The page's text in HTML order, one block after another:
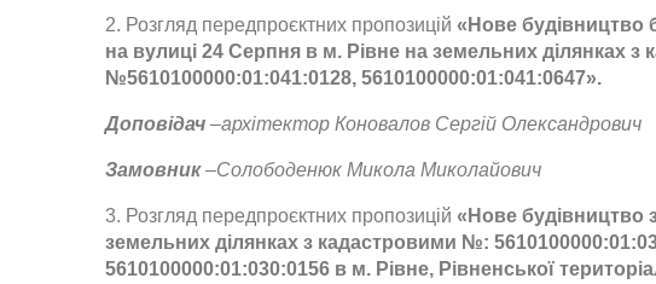
2. Розгляд передпроєктних пропозицій «Н ове будівництво
на вулиці 24 Серпня в м. Рівне на земельних ділянках
№5610100000:01:041:0128, 5610100000:01:041:0647».
Доповідач –архітектор Коновалов Сергій Олександрович
Замовник–Солободенюк Микола Миколайович
3. Розгляд передпроєктних пропозицій «Н ове будівництво
земельних ділянках з кадастровими №:
5610100000:01:030:0156 в м. Рівне, Рівненської